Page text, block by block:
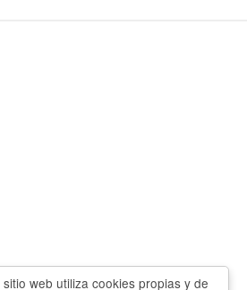
sitio web utiliza cookies propias y de